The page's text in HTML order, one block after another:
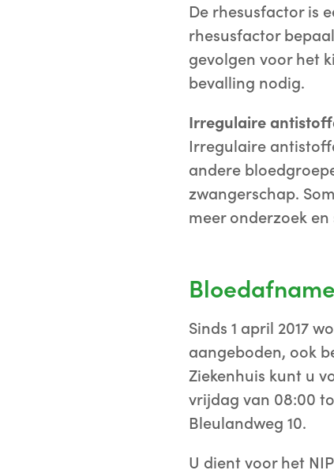
De rhesusfactor is
rhesusfactor
gevolgen voor het
bevalling nodig.
Irregulaire
Irregulaire
andere
zwangerschap.
meer onderzoek
Sinds 1 april 2017
aangeboden, ook
Ziekenhuis kunt u
vrijdag van 08:00
Bleulandweg 10.
U dient voor het